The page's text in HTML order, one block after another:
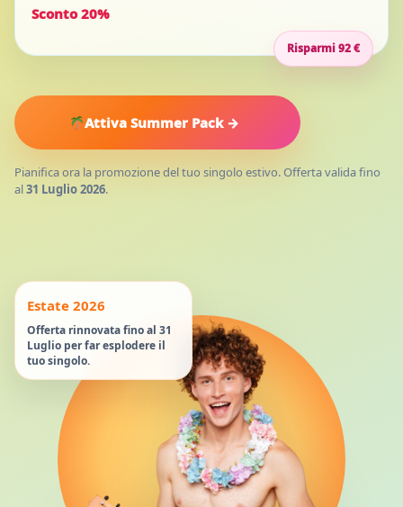
Sconto 20%
Risparmi 92 €
Attiva Summer Pack →
Pianifica ora la promozione del tuo singolo estivo. Offerta valida fino
al31 Luglio 2026.
Estate 2026
Offerta rinnovata fino al 31
Luglio per far esplodere il
tuo singolo.